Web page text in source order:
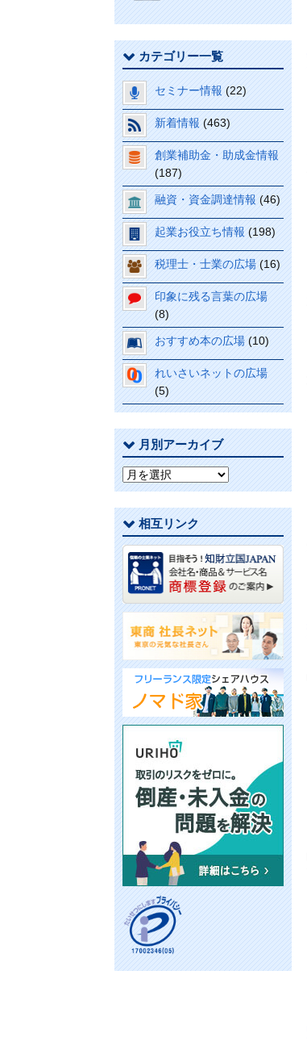
カテゴリー一覧
セミナー情報 (22)
新着情報 (463)
創業補助金・助成金情報
(187)
融資・資金調達情報 (46)
起業お役立ち情報 (198)
税理士・士業の広場 (16)
印象に残る言葉の広場
(8)
おすすめ本の広場 (10)
れいさいネットの広場
(5)
月別アーカイブ
月
別
ア
ー
カ
イ
ブ
相互リンク